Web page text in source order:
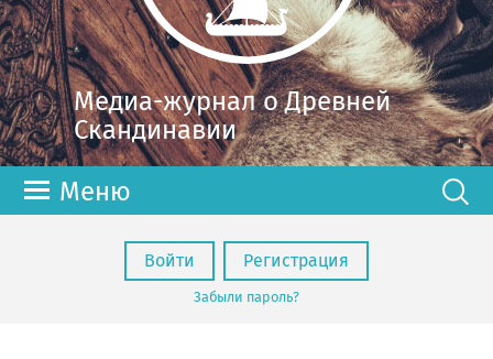
Медиа-журнал о Древней
Скандинавии
Меню
Войти Регистрация
Забыли пароль?